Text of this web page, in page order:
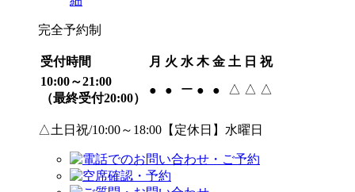
完全予約制
受付時間 月 火 水 木 金 土 日 祝
10:00～21:00
（最終受付20:00）
● ● ー ● ● △ △ △
△土日祝/10:00～18:00【定休日】水曜日